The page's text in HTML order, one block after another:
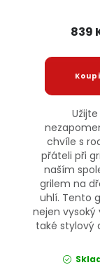
839
Užijte
chvíle s
přáteli při
naším
grilem na
uhlí. Tento
nejen vysoký
také stylový